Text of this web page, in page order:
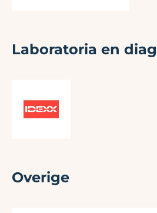
Laboratoria en
Overige